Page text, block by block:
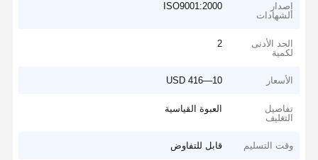
إصدار
الشهادات
ISO9001:2000
الحد الأدنى
لكمية
2
الأسعار 10—416 USD
تفاصيل
التغليف
العبوة القياسية
وقت التسليم قابل للتفاوض